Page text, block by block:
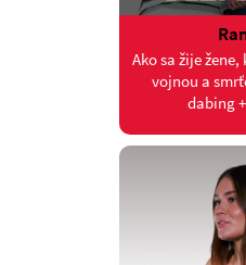
Ako sa žije
vojnou a
dabing